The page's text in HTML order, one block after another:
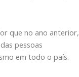
que no ano anterior,
pessoas
em todo o país.